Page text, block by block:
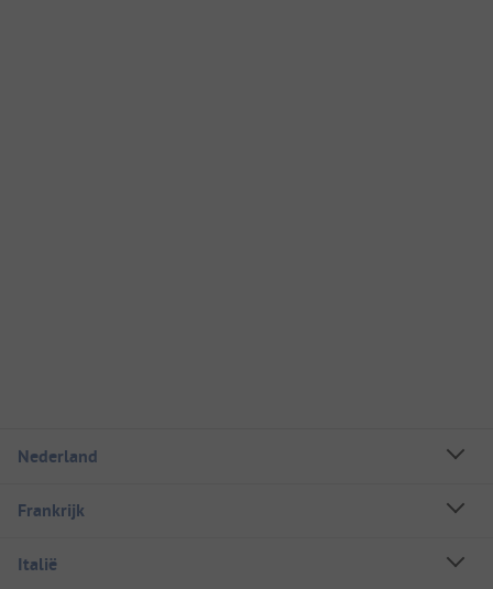
Nederland
Frankrijk
Italië